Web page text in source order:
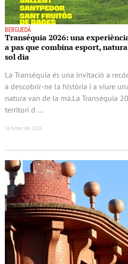
BERGUEDÀ
Transéquia 2026: una
a pas que combina esport,
sol dia
La Transéquia és una invitació a
a descobrir-ne la història i a viure
natura van de la mà.La Transéquia
territori d …
16 febrer del 2026